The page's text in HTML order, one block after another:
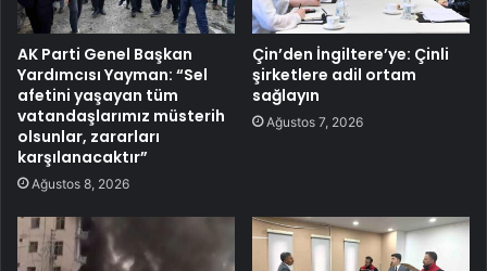
AK Parti Genel Başkan
Yardımcısı Yayman: “Sel
afetini yaşayan tüm
vatandaşlarımız müsterih
olsunlar, zararları
karşılanacaktır”
Ağustos 8, 2026
Çin’den İngiltere’ye: Çinli
şirketlere adil ortam
sağlayın
Ağustos 7, 2026